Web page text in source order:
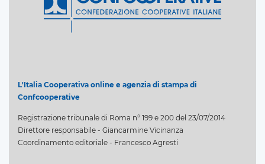
L'Italia Cooperativa online e agenzia di stampa di
Confcooperative
Registrazione tribunale di Roma n° 199 e 200 del 23/07/2014
Direttore responsabile - Giancarmine Vicinanza
Coordinamento editoriale - Francesco Agresti